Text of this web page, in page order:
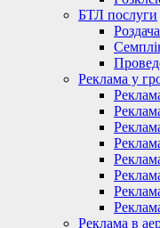
БТЛ послуги
Реклама у
Реклама в